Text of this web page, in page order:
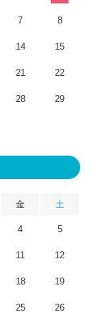
7 8
14 15
21 22
28 29
金 土
4 5
11 12
18 19
25 26